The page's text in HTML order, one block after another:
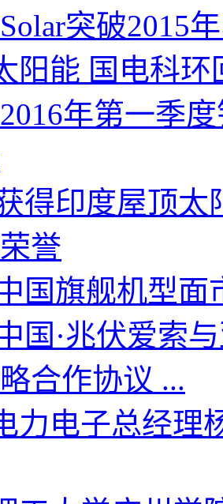
突破2015
阳能 国电科环
年第一季
得印度屋顶太
誉
国旗舰机型面
国·兆伏爱索
合作协议 ...
力电子总经理